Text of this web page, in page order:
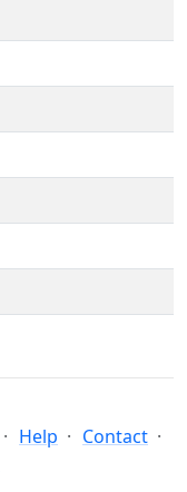
Help
Contact